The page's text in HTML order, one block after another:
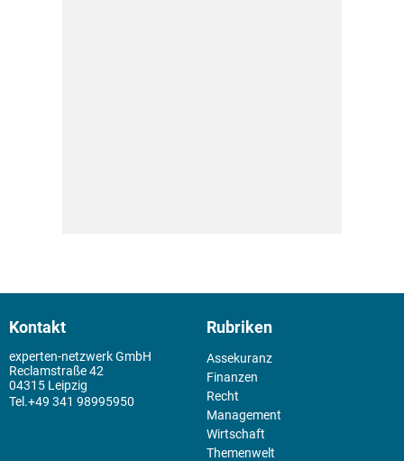
Kontakt
experten-netzwerk GmbH
Reclamstraße 42
04315 Leipzig
+49 341 98995950
Rubriken
Assekuranz
Finanzen
Recht
Management
Wirtschaft
Themenwelt